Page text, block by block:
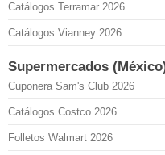
Catálogos Terramar 2026
Catálogos Vianney 2026
Supermercados
Cuponera Sam's Club 2026
Catálogos Costco 2026
Folletos Walmart 2026